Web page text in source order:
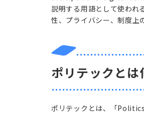
説明する用語として使われ
性、プライバシー、制度上
ポリテックとは
ポリテックとは、「